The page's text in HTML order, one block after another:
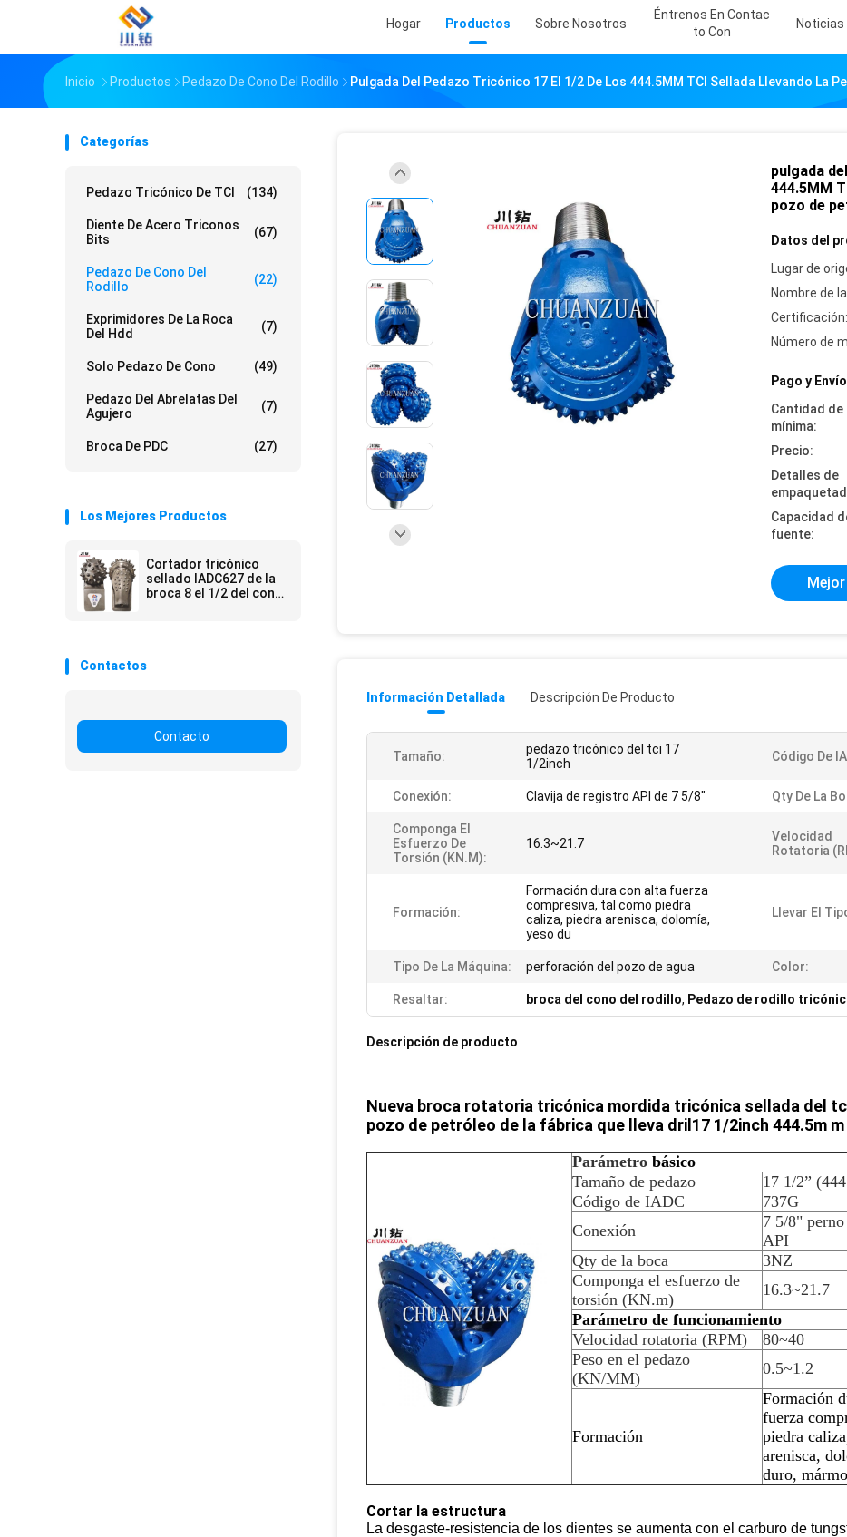
Hogar Productos Sobre Nosotros
Éntrenos En Contac
To Con
Noticias
Inicio Productos Pedazo De Cono Del Rodillo Pulgada Del Pedazo Tricónico 17 El 1/2 De Los 444.5MM TCI Sellada Llevando La
Categorías
Pedazo Tricónico De TCI (134)
Diente De Acero Triconos
Bits
(67)
Pedazo De Cono Del
Rodillo
(22)
Exprimidores De La Roca
Del Hdd
(7)
Solo Pedazo De Cono (49)
Pedazo Del Abrelatas Del
Agujero
(7)
Broca De PDC (27)
Los Mejores Productos
Cortador tricónico
sellado IADC627 de la
broca 8 el 1/2 del cono
Contactos
Contacto
pulgada
444.5MM
pozo de
Datos del
Lugar de
Nombre de
Certificación:
Número de
Pago y
Cantidad de
mínima:
Precio:
Detalles de
Capacidad
fuente:
Información Detallada Descripción De Producto
Tamaño:
pedazo tricónico del tci 17
1/2inch
Código De
Conexión: Clavija de registro API de 7 5/8" Qty De La
Componga El
Esfuerzo De
Torsión (KN.m):
16.3~21.7
Velocidad
Rotatoria
Formación:
Formación dura con alta fuerza
compresiva, tal como piedra
caliza, piedra arenisca, dolomía,
yeso du
Llevar El
Tipo De La Máquina: perforación del pozo de agua Color:
Resaltar: broca del cono del rodillo, Pedazo de rodillo
Descripción de producto
Nueva broca rotatoria tricónica mordida tricónica sellada del
pozo de petróleo de la fábrica que lleva dril17 1/2inch 444.5m m
Parámetro básico
Tamaño de pedazo
17 1/2”
Código de IADC
737G
Conexión
7 5/8"
API
Qty de la boca
3NZ
Componga el esfuerzo de
torsión (KN.m)
16.3~21.7
Parámetro de funcionamiento
Velocidad rotatoria (RPM)
80~40
Peso en el pedazo
(KN/MM)
0.5~1.2
Formación
Formación
fuerza
piedra
arenisca,
duro,
Cortar la estructura
La desgaste-resistencia de los dientes se aumenta con el carburo de